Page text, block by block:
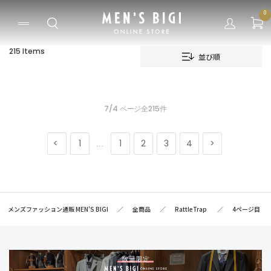
0
215 Items 並び順
7/4 ページ全215件
1 ... 1 2 3 4
メンズファッション通販 MEN'S BIGI 全商品 RattleTrap 4ページ目